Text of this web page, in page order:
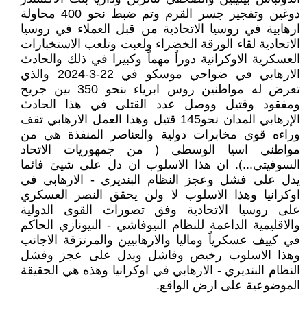
دوغين وتفجير جسر القرم وتم ضبط نحو 400 محاولة
ارهابية في روسيا الاتحادية من قبل العملاء في روسيا
الاتحادية لقاء الورقة الخضراء ولعبت وتلعب الاستخبارات
العسكرية الاوكرانية دوراً مهماً وكبيرا في ذلك والحادث
الارهابي في ضواحي موسكو في 22-3-2024 والذي
تعرض له مواطنين روس ابرياء بنحو 350 بين جريح
ومفقود وقتيل ووصل عدد القتلى في هذا الحادث
الإرهابي المدان نحو145 قتيل وهذا العمل الارهابي تقف
وراءه قوى مخابرات دولية والعناصر المنفذة هي من
مواطني اسيا الوسطى ( من جمهوريات الاتحاد
السوفيتي...). ان هذا الاسلوب ان دل على شيئ فائما
يدل على فشل وعجز النظام البنديري - الارهابي في
اوكرانيا وهذا الاسلوب لا ولن يحقق النصر العسكري
على روسيا الاتحادية وفق تصورات القوى الدولية
والاقليمية الداعمة للنظام النيوفاشي - النيونازي الحاكم
في كييف عسكرياً وماليا والارهابيين والمرتزقة الاجانب
وهذا الاسلوب رخيص وفاشل ويدل على عجز وفشل
النظام البنديري - الارهابي في اوكرانيا وهذه هي الحقيقة
الموضوعية على ارض الواقع.